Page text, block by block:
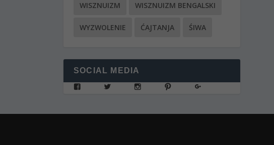
WISZNUIZM WISZNUIZM BENGALSKI
WYZWOLENIE ĆAJTANJA ŚIWA
SOCIAL MEDIA